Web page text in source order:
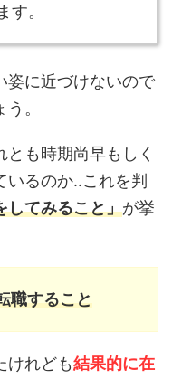
す。
姿に近づけないので
。
も時期尚早もしく
いるのか‥これを判
してみること」が挙
職すること
けれども結果的に在